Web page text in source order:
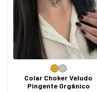
Colar Choker Veludo
Pingente Orgânico